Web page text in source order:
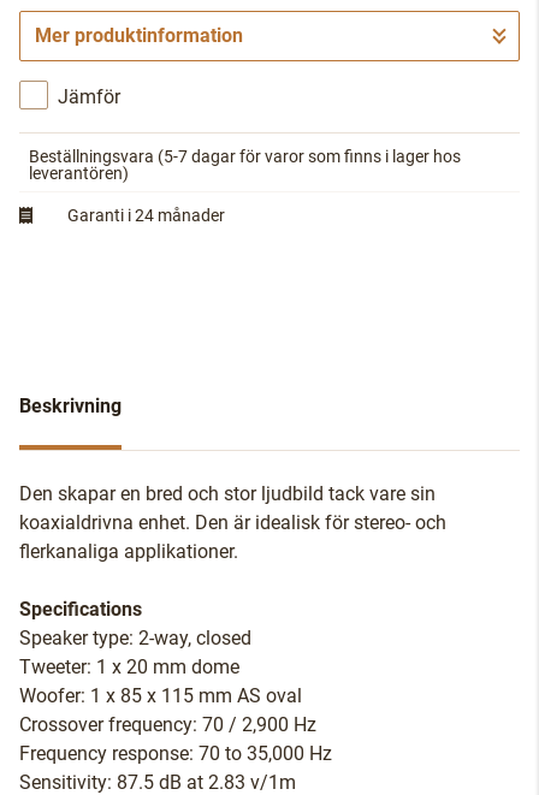
Gå till kassan
Mer produktinformation
Jämför
Beställningsvara (5-7 dagar för varor som finns i lager hos
leverantören)
Garanti i 24 månader
Beskrivning
Den skapar en bred och stor ljudbild tack vare sin
koaxialdrivna enhet. Den är idealisk för stereo- och
flerkanaliga applikationer.
Specifications
Speaker type: 2-way, closed
Tweeter: 1 x 20 mm dome
Woofer: 1 x 85 x 115 mm AS oval
Crossover frequency: 70 / 2,900 Hz
Frequency response: 70 to 35,000 Hz
Sensitivity: 87.5 dB at 2.83 v/1m